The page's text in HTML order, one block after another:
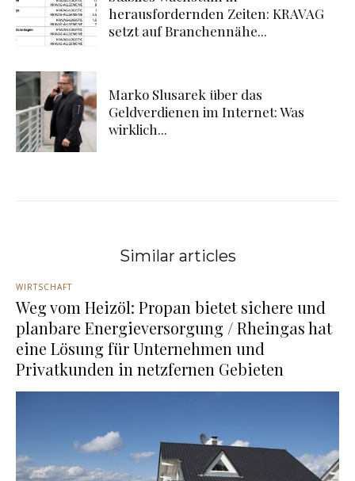
herausfordernden Zeiten: KRAVAG
setzt auf Branchennähe...
Marko Slusarek über das
Geldverdienen im Internet: Was
wirklich...
Similar articles
WIRTSCHAFT
Weg vom Heizöl: Propan bietet sichere und
planbare Energieversorgung / Rheingas hat
eine Lösung für Unternehmen und
Privatkunden in netzfernen Gebieten